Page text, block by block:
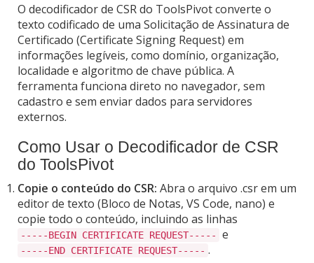
O decodificador de CSR do ToolsPivot converte o
texto codificado de uma Solicitação de Assinatura de
Certificado (Certificate Signing Request) em
informações legíveis, como domínio, organização,
localidade e algoritmo de chave pública. A
ferramenta funciona direto no navegador, sem
cadastro e sem enviar dados para servidores
externos.
Como Usar o Decodificador de CSR
do ToolsPivot
Copie o conteúdo do CSR: Abra o arquivo .csr em um
editor de texto (Bloco de Notas, VS Code, nano) e
copie todo o conteúdo, incluindo as linhas
-----BEGIN CERTIFICATE REQUEST----- e
-----END CERTIFICATE REQUEST----- .